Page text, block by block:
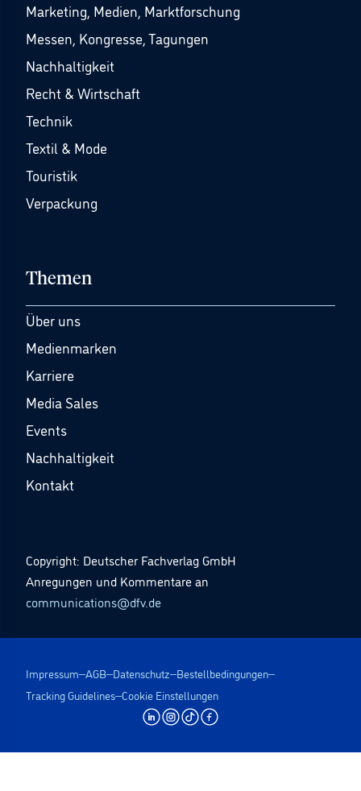
Marketing, Medien, Marktforschung
Messen, Kongresse, Tagungen
Nachhaltigkeit
Recht & Wirtschaft
Technik
Textil & Mode
Touristik
Verpackung
Themen
Über uns
Medienmarken
Karriere
Media Sales
Events
Nachhaltigkeit
Kontakt
Copyright: Deutscher Fachverlag GmbH
Anregungen und Kommentare an
communications@dfv.de
Impressum AGB Datenschutz Bestellbedingungen
Tracking Guidelines Cookie Einstellungen